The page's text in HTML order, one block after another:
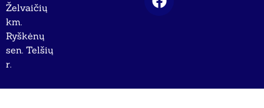
Želvaičių
km.
Ryškėnų
sen. Telšių
r.